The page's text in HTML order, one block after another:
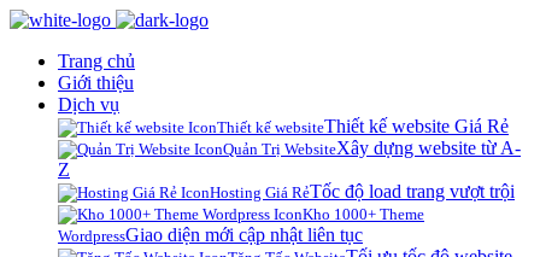
Trang chủ
Giới thiệu
Dịch vụ
Thiết kế websiteThiết kế website Giá Rẻ
Quản Trị WebsiteXây dựng website từ A-
Z
Hosting Giá RẻTốc độ load trang vượt trội
Kho 1000+ Theme
WordpressGiao diện mới cập nhật liên tục